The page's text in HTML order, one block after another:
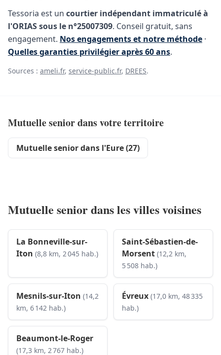
Tessoria est un courtier indépendant immatriculé à
l'ORIAS sous le n°25007309. Conseil gratuit, sans
engagement. Nos engagements et notre méthode ·
Quelles garanties privilégier après 60 ans.
Sources : ameli.fr, service-public.fr, DREES.
Mutuelle senior dans votre territoire
Mutuelle senior dans l'Eure (27)
Mutuelle senior dans les villes voisines
La Bonneville-sur-
Iton (8,8 km, 2 045 hab.)
Saint-Sébastien-de-
Morsent (12,2 km,
5 508 hab.)
Mesnils-sur-Iton (14,2
km, 6 142 hab.)
Évreux (17,0 km, 48 335
hab.)
Beaumont-le-Roger
(17,3 km, 2 767 hab.)